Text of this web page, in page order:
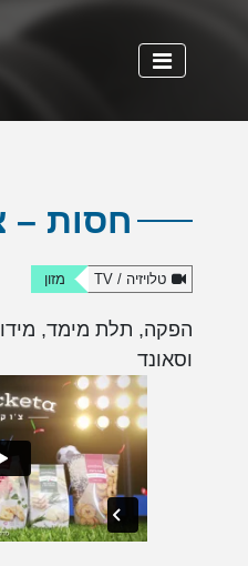
חסות –
טלויזיה / TV מזון
הפקה, תלת מימד,
וסאונד